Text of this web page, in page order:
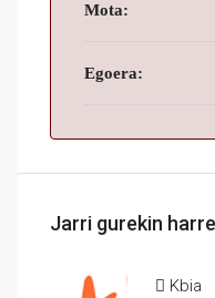
Mota:
Egoera:
Jarri gurekin
Kbia